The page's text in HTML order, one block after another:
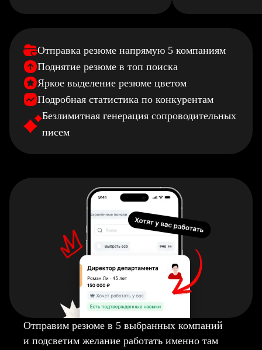
Отправка резюме напрямую 5 компаниям
Поднятие резюме в топ поиска
Яркое выделение резюме цветом
Подробная статистика по конкурентам
Безлимитная генерация сопроводительных
писем
Отправим резюме в 5 выбранных компаний
и подсветим желание работать именно там